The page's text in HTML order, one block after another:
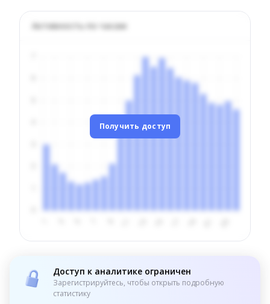
Активность по часам
Получить доступ
Доступ к аналитике ограничен
Зарегистрируйтесь, чтобы открыть подробную
статистику